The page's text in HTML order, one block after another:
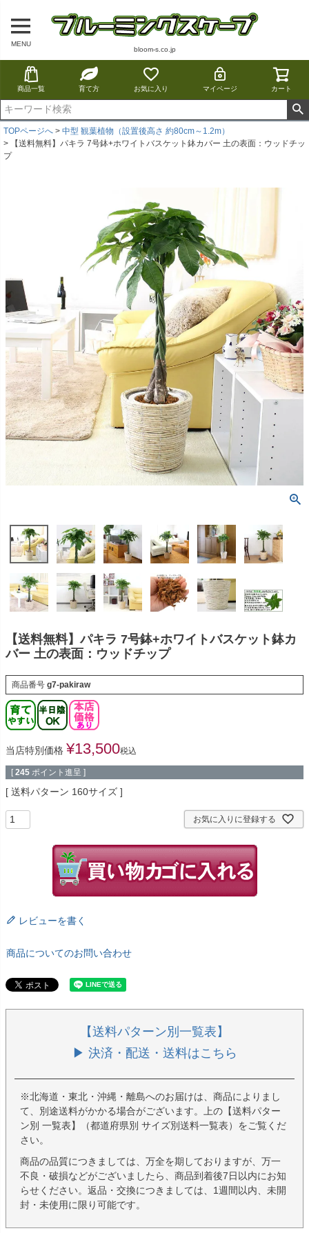
MENU
bloom-s.co.jp
商品一覧 育て方 お気に入り マイページ カート
TOPページへ
中型 観葉植物（設置後高さ 約80cm～1.2m）
【送料無料】パキラ 7号鉢+ホワイトバスケット鉢カバー 土の表面：ウッドチッ
プ
【送料無料】パキラ 7号鉢+ホワイトバスケット鉢カ
バー 土の表面：ウッドチップ
商品番号 g7-pakiraw
当店特別価格 ¥13,500税込
[ 245 ポイント進呈 ]
送料パターン 160サイズ
お気に入りに登録する
レビューを書く
商品についてのお問い合わせ
【送料パターン別一覧表】
▶ 決済・配送・送料はこちら
※北海道・東北・沖縄・離島へのお届けは、商品によりまし
て、別途送料がかかる場合がございます。上の【送料パター
ン別 一覧表】（都道府県別 サイズ別送料一覧表）をご覧くだ
さい。
商品の品質につきましては、万全を期しておりますが、万一
不良・破損などがございましたら、商品到着後7日以内にお知
らせください。返品・交換につきましては、1週間以内、未開
封・未使用に限り可能です。